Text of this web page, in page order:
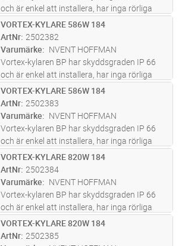
och är enkel att installera, har inga rörliga
delar och är underhållsfri. Förutom
nedkylningsfunktionen minskar den även den
relativa luftfuktigheten i skåpet...läs mer
ST Lägg i kundvagn
VORTEX-KYLARE 586W 184
ArtNr 2502382
Varumärke
NVENT HOFFMAN
Vortex-kylaren BP har skyddsgraden IP 66
och är enkel att installera, har inga rörliga
delar och är underhållsfri. Förutom
nedkylningsfunktionen minskar den även den
relativa luftfuktigheten i skåpet...läs mer
ST Lägg i kundvagn
VORTEX-KYLARE 586W 184
ArtNr 2502383
Varumärke
NVENT HOFFMAN
Vortex-kylaren BP har skyddsgraden IP 66
och är enkel att installera, har inga rörliga
delar och är underhållsfri. Förutom
nedkylningsfunktionen minskar den även den
relativa luftfuktigheten i skåpet...läs mer
ST Lägg i kundvagn
VORTEX-KYLARE 820W 184
ArtNr 2502384
Varumärke
NVENT HOFFMAN
Vortex-kylaren BP har skyddsgraden IP 66
och är enkel att installera, har inga rörliga
delar och är underhållsfri. Förutom
nedkylningsfunktionen minskar den även den
ST Lägg i kundvagn
VORTEX-KYLARE 820W 184
ArtNr 2502385